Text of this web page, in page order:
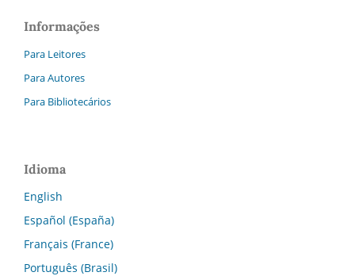
Informações
Para Leitores
Para Autores
Para Bibliotecários
Idioma
English
Español (España)
Français (France)
Português (Brasil)